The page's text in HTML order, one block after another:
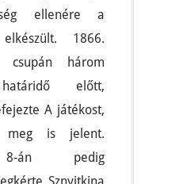
ellenére a
1866.
csupán három
előtt,
A játékost,
meg is jelent.
8-án pedig